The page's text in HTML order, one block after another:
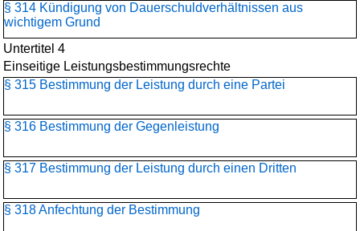
§ 314 Kündigung von Dauerschuldverhältnissen aus
wichtigem Grund
Untertitel 4
Einseitige Leistungsbestimmungsrechte
§ 315 Bestimmung der Leistung durch eine Partei
§ 316 Bestimmung der Gegenleistung
§ 317 Bestimmung der Leistung durch einen Dritten
§ 318 Anfechtung der Bestimmung